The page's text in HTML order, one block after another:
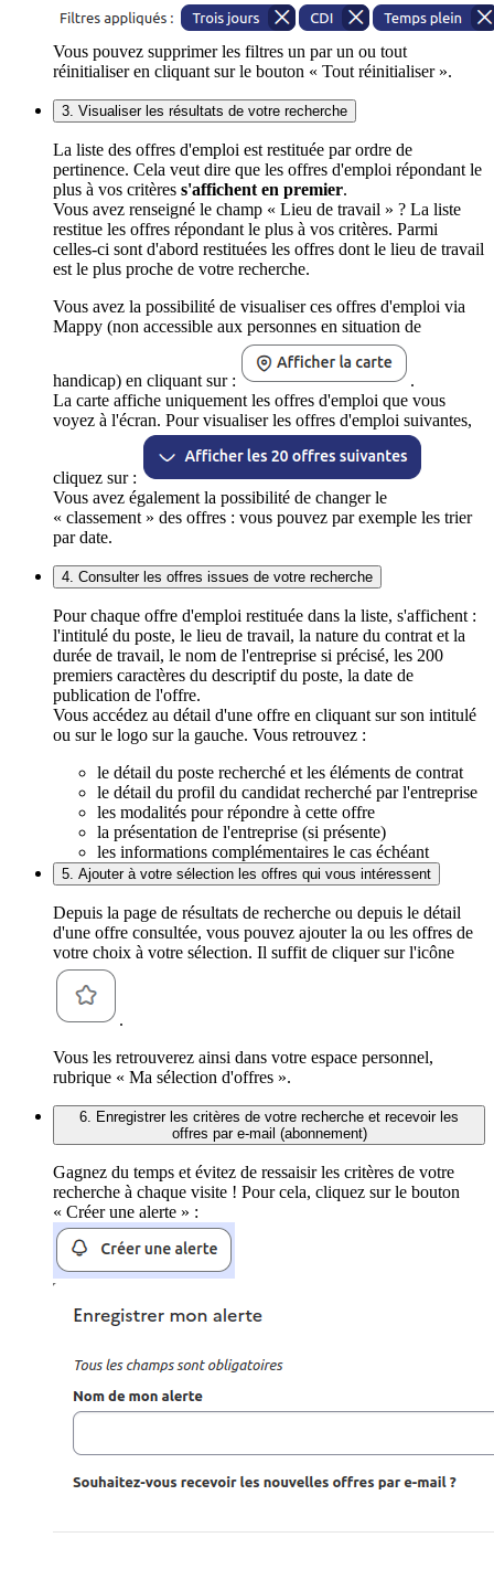
Vous pouvez supprimer les filtres un par un ou tout
réinitialiser en cliquant sur le bouton « Tout réinitialiser ».
3. Visualiser les résultats de votre recherche
La liste des offres d'emploi est restituée par ordre de
pertinence. Cela veut dire que les offres d'emploi répondant le
plus à vos critères s'affichent en premier.
Vous avez renseigné le champ « Lieu de travail » ? La liste
restitue les offres répondant le plus à vos critères. Parmi
celles-ci sont d'abord restituées les offres dont le lieu de travail
est le plus proche de votre recherche.
Vous avez la possibilité de visualiser ces offres d'emploi via
Mappy (non accessible aux personnes en situation de
handicap) en cliquant sur :
.
La carte affiche uniquement les offres d'emploi que vous
voyez à l'écran. Pour visualiser les offres d'emploi suivantes,
cliquez sur :
Vous avez également la possibilité de changer le
« classement » des offres : vous pouvez par exemple les trier
par date.
4. Consulter les offres issues de votre recherche
Pour chaque offre d'emploi restituée dans la liste, s'affichent :
l'intitulé du poste, le lieu de travail, la nature du contrat et la
durée de travail, le nom de l'entreprise si précisé, les 200
premiers caractères du descriptif du poste, la date de
publication de l'offre.
Vous accédez au détail d'une offre en cliquant sur son intitulé
ou sur le logo sur la gauche. Vous retrouvez :
le détail du poste recherché et les éléments de contrat
le détail du profil du candidat recherché par l'entreprise
les modalités pour répondre à cette offre
la présentation de l'entreprise (si présente)
les informations complémentaires le cas échéant
5. Ajouter à votre sélection les offres qui vous intéressent
Depuis la page de résultats de recherche ou depuis le détail
d'une offre consultée, vous pouvez ajouter la ou les offres de
votre choix à votre sélection. Il suffit de cliquer sur l'icône
.
Vous les retrouverez ainsi dans votre espace personnel,
rubrique « Ma sélection d'offres ».
6. Enregistrer les critères de votre recherche et recevoir les
offres par e-mail (abonnement)
Gagnez du temps et évitez de ressaisir les critères de votre
recherche à chaque visite ! Pour cela, cliquez sur le bouton
« Créer une alerte » :